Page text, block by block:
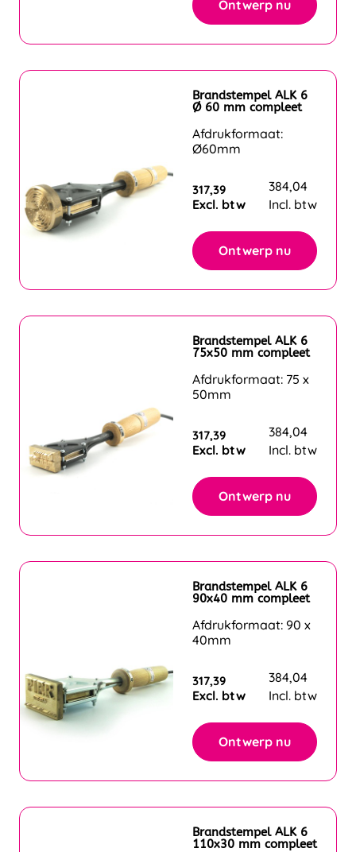
Ontwerp nu
Brandstempel ALK 6
Ø 60 mm compleet
Afdrukformaat:
Ø60mm
317,39
Excl. btw
384,04
Incl. btw
Ontwerp nu
Brandstempel ALK 6
75x50 mm compleet
Afdrukformaat: 75 x
50mm
317,39
Excl. btw
384,04
Incl. btw
Ontwerp nu
Brandstempel ALK 6
90x40 mm compleet
Afdrukformaat: 90 x
40mm
317,39
Excl. btw
384,04
Incl. btw
Ontwerp nu
Brandstempel ALK 6
110x30 mm compleet